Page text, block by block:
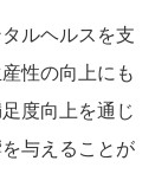
ルヘルスを支
性の向上にも
度向上を通じ
与えることが